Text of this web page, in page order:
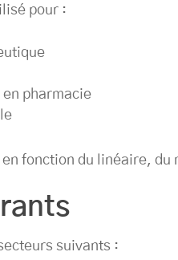
pour :
pharmacie
fonction du linéaire,
suivants :